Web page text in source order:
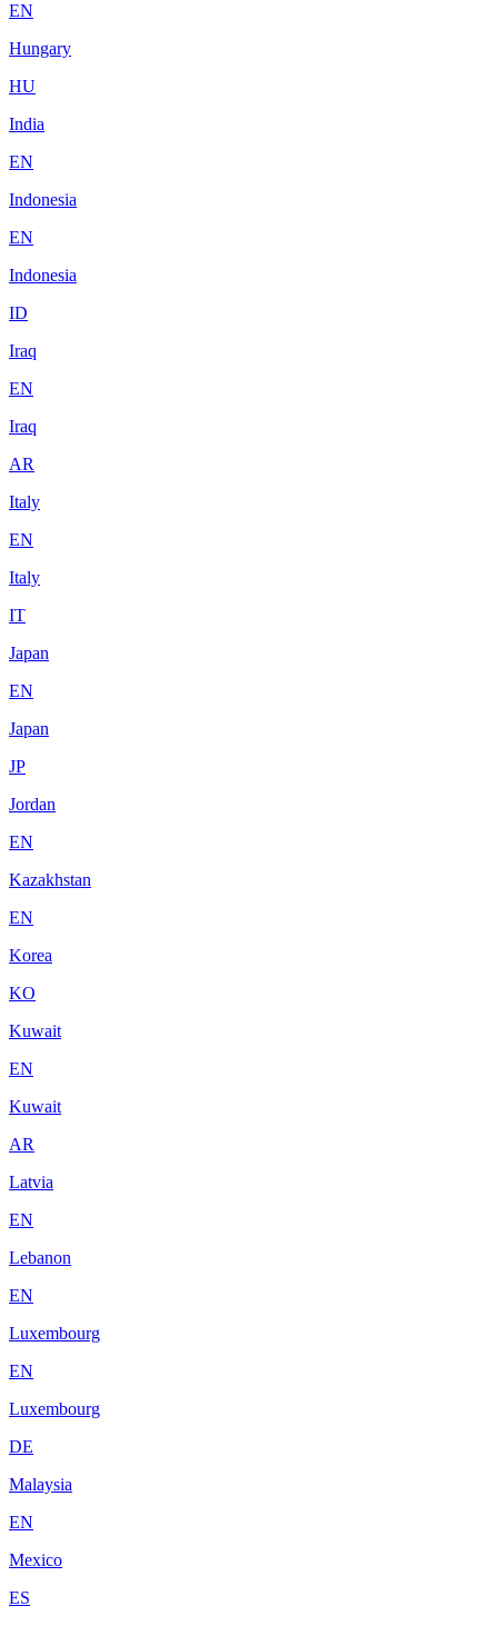
EN
Hungary
HU
India
EN
Indonesia
EN
Indonesia
ID
Iraq
EN
Iraq
AR
Italy
EN
Italy
IT
Japan
EN
Japan
JP
Jordan
EN
Kazakhstan
EN
Korea
KO
Kuwait
EN
Kuwait
AR
Latvia
EN
Lebanon
EN
Luxembourg
EN
Luxembourg
DE
Malaysia
EN
Mexico
ES